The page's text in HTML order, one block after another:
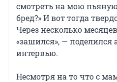
смотреть на мою
бред?» И вот тогда
Через несколько
«зашился», — поделился
интервью.
Несмотря на то что с